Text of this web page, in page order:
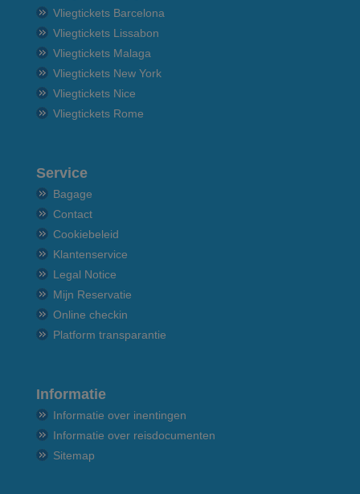
Vliegtickets Barcelona
Vliegtickets Lissabon
Vliegtickets Malaga
Vliegtickets New York
Vliegtickets Nice
Vliegtickets Rome
Service
Bagage
Contact
Cookiebeleid
Klantenservice
Legal Notice
Mijn Reservatie
Online checkin
Platform transparantie
Informatie
Informatie over inentingen
Informatie over reisdocumenten
Sitemap